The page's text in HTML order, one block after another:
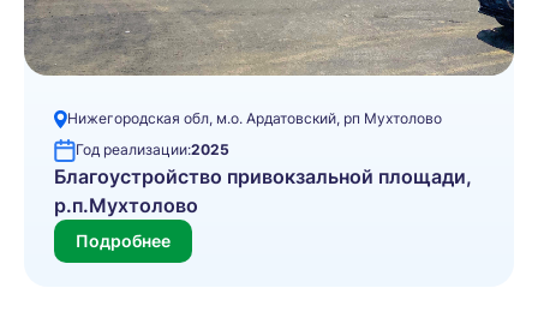
Нижегородская обл, м.о. Ардатовский, рп Мухтолово
Год реализации:2025
Благоустройство привокзальной площади,
р.п.Мухтолово
Подробнее